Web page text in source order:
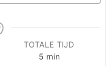
TOTALE TIJD
5minuten
min